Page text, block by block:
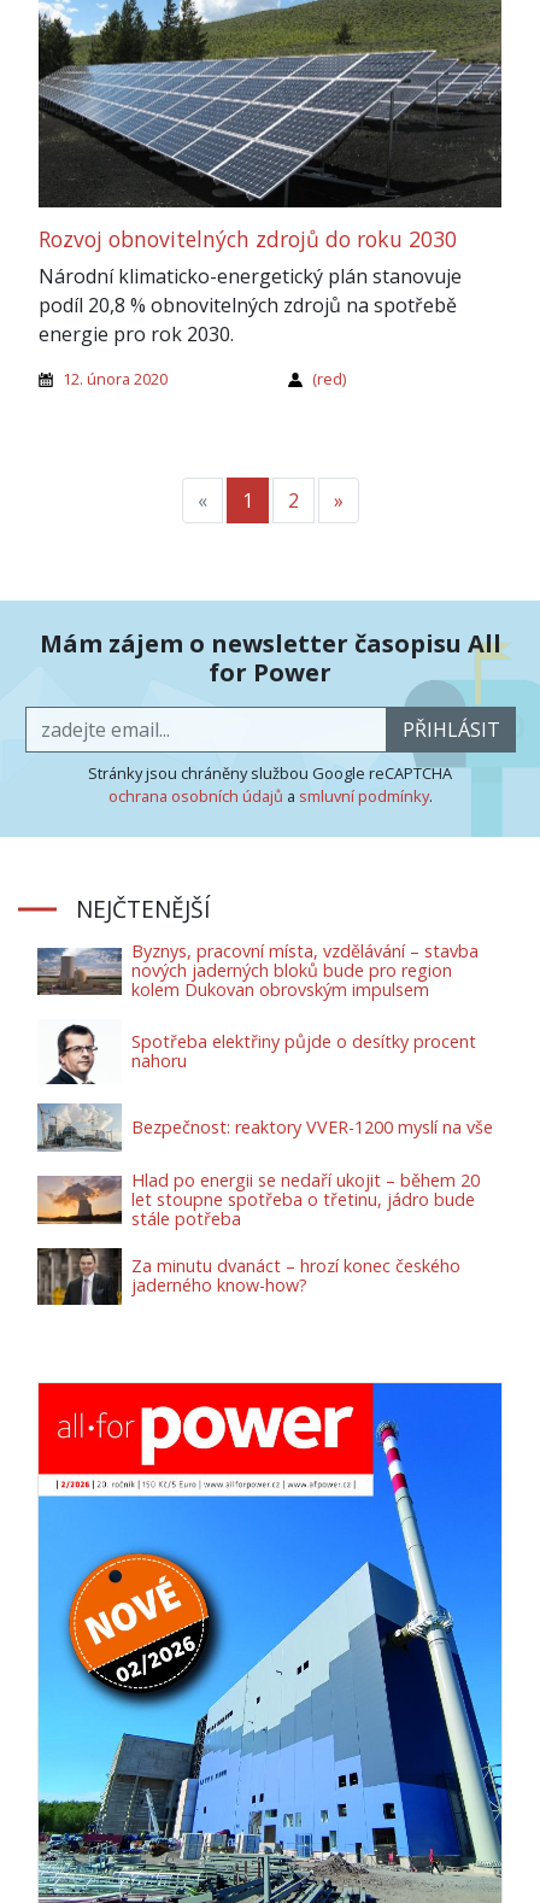
Rozvoj obnovitelných zdrojů do roku 2030
Národní klimaticko-energetický plán stanovuje
podíl 20,8 % obnovitelných zdrojů na spotřebě
energie pro rok 2030.
12. února 2020 (red)
«Předchozí
1 2 »
Mám zájem o newsletter časopisu All
for Power
PŘIHLÁSIT
Stránky jsou chráněny službou Google reCAPTCHA
ochrana osobních údajů a smluvní podmínky.
NEJČTENĚJŠÍ
Byznys, pracovní místa, vzdělávání – stavba
nových jaderných bloků bude pro region
kolem Dukovan obrovským impulsem
Spotřeba elektřiny půjde o desítky procent
nahoru
Bezpečnost: reaktory VVER-1200 myslí na vše
Hlad po energii se nedaří ukojit – během 20
let stoupne spotřeba o třetinu, jádro bude
stále potřeba
Za minutu dvanáct – hrozí konec českého
jaderného know-how?